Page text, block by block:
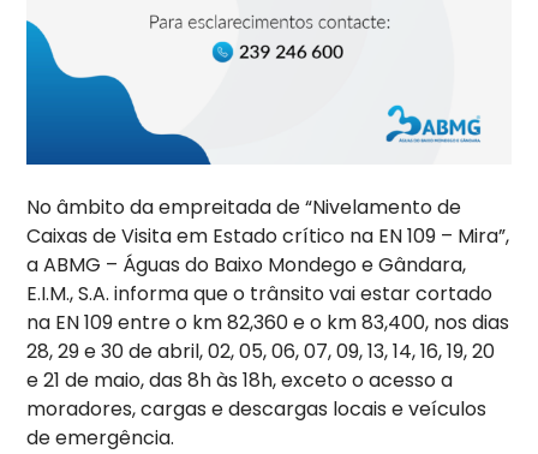
No âmbito da empreitada de “Nivelamento de
Caixas de Visita em Estado crítico na EN 109 – Mira”,
a ABMG – Águas do Baixo Mondego e Gândara,
E.I.M., S.A. informa que o trânsito vai estar cortado
na EN 109 entre o km 82,360 e o km 83,400, nos dias
28, 29 e 30 de abril, 02, 05, 06, 07, 09, 13, 14, 16, 19, 20
e 21 de maio, das 8h às 18h, exceto o acesso a
moradores, cargas e descargas locais e veículos
de emergência.